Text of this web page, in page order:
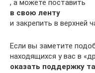
, а можете поставить
в свою ленту
и закрепить в верхней
Если вы заметите
находящихся у вас в
оказать поддержку